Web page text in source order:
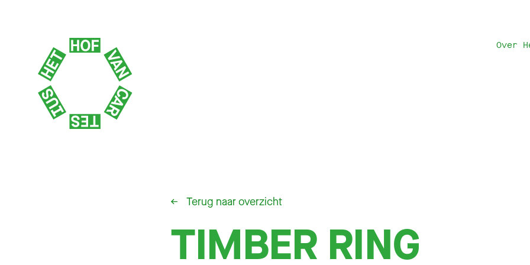
Over
← Terug naar overzicht
TIMBER RING